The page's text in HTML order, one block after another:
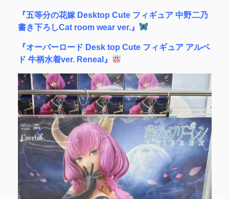
『五等分の花嫁 Desktop Cute フィギュア 中野二乃
書き下ろしCat room wear ver.』
『オーバーロード Desk top Cute フィギュア アルベ
ド 牛柄水着ver. Reneal』